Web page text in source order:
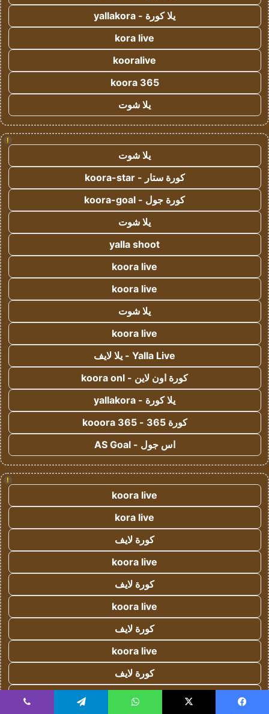
يلا كورة - yallakora
kora live
kooralive
koora 365
يلا شوت
!
يلا شوت
كورة ستار - koora-star
كورة جول - koora-goal
يلا شوت
yalla shoot
koora live
koora live
يلا شوت
koora live
Yalla Live - يلا لايف
كورة اون لاين - koora onl
يلا كورة - yallakora
كورة 365 - kooora 365
اس جول - AS Goal
!
koora live
kora live
كورة لايف
koora live
كورة لايف
koora live
كورة لايف
koora live
كورة لايف
يلا شوت